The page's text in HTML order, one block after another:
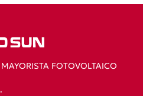
FOTOVOLTAICO